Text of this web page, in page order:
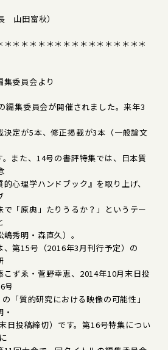
山田富秋）
＊＊＊＊＊＊＊＊＊＊＊＊＊＊＊＊＊
委員会より
編集委員会が開催されました。来年3
決定が5本、修正掲載が3本（一般論文
。また、14号の書評特集では、日本質
心理学ハンドブック』を取り上げ、
で「原典」たりうるか？」というテー
秀明・森直久）。
第15号（2016年3月刊行予定）の
こずゑ・菅野幸恵、2014年10月末日投
号
「質的研究における映像の可能性」
日投稿締切）です。第16号特集につい